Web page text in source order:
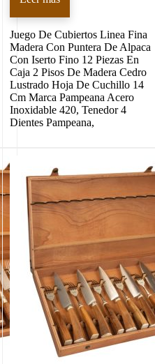
Juego De Cubiertos Linea Fina
Madera Con Puntera De Alpaca
Con Iserto Fino 12 Piezas En
Caja 2 Pisos De Madera Cedro
Lustrado Hoja De Cuchillo 14
Cm Marca Pampeana Acero
Inoxidable 420, Tenedor 4
Dientes Pampeana,